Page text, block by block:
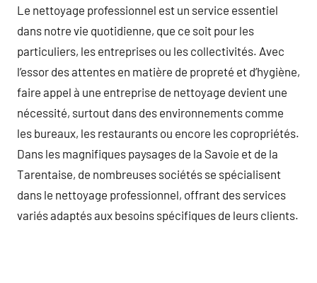
Le nettoyage professionnel est un service essentiel
dans notre vie quotidienne, que ce soit pour les
particuliers, les entreprises ou les collectivités. Avec
l’essor des attentes en matière de propreté et d’hygiène,
faire appel à une entreprise de nettoyage devient une
nécessité, surtout dans des environnements comme
les bureaux, les restaurants ou encore les copropriétés.
Dans les magnifiques paysages de la Savoie et de la
Tarentaise, de nombreuses sociétés se spécialisent
dans le nettoyage professionnel, offrant des services
variés adaptés aux besoins spécifiques de leurs clients.